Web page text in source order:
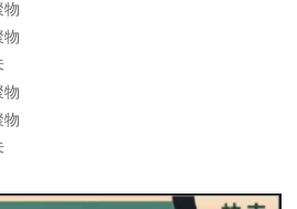
物
物
物
物